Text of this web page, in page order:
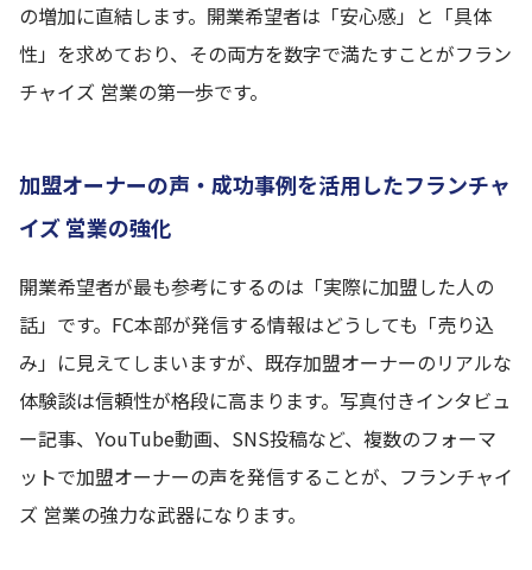
の増加に直結します。開業希望者は「安心感」と「具体
性」を求めており、その両方を数字で満たすことがフラン
チャイズ 営業の第一歩です。
加盟オーナーの声・成功事例を活用したフランチャ
イズ 営業の強化
開業希望者が最も参考にするのは「実際に加盟した人の
話」です。FC本部が発信する情報はどうしても「売り込
み」に見えてしまいますが、既存加盟オーナーのリアルな
体験談は信頼性が格段に高まります。写真付きインタビュ
ー記事、YouTube動画、SNS投稿など、複数のフォーマ
ットで加盟オーナーの声を発信することが、フランチャイ
ズ 営業の強力な武器になります。